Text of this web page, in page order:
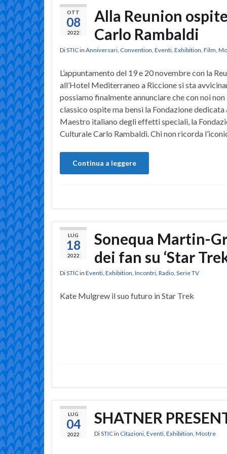
OTT
08
2022
Alla Reunion
Carlo Rambaldi
DiSTICin Anniversari, Convention, Eventi, Exhibition, Film,
L’appuntamento del 19 e 20 novembre con la
all’Hotel Mediterraneo a Riccione si sta
possiamo finalmente annunciare che con noi
classico ospite ma bensì la Fondazione dedicata
Maestro italiano degli effetti speciali, la
Culturale Carlo Rambaldi. Chi non ricorda
Continua a leggere
LUG
18
2022
Sonequa Martin-
dei fan su ‘Star
DiSTICin Eventi, Exhibition, Incontri, Radio, Serie TV
Kate Mulgrew il suo futuro in Star Trek
LUG
04
2022
SHATNER
DiSTICin Citazioni, Eventi, Exhibition, Mostre